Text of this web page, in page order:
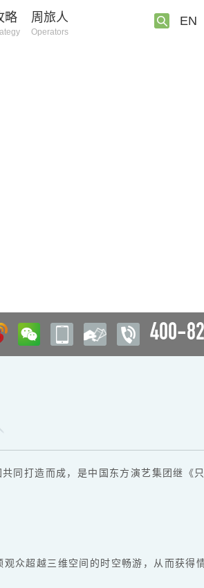
略 周旅人
Operators
EN
400-
同打造而成，是中国东方演艺集团继《
众超越三维空间的时空畅游，从而获得